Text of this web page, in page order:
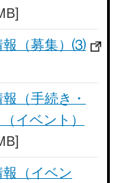
報（募集）⑶
（手続き・
イベント）
報（イベン